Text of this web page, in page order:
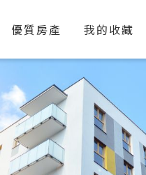
優質房產 我的收藏